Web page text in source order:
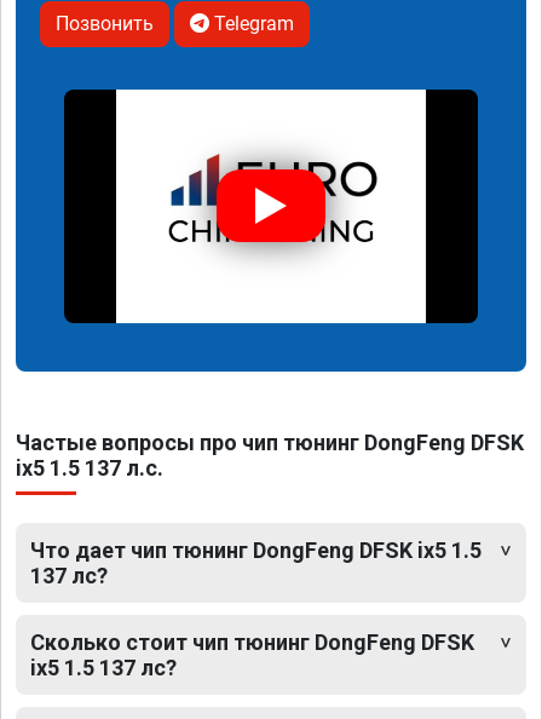
Позвонить Telegram
Частые вопросы про чип тюнинг DongFeng DFSK
ix5 1.5 137 л.с.
Что дает чип тюнинг DongFeng DFSK ix5 1.5
137 лс?
Сколько стоит чип тюнинг DongFeng DFSK
ix5 1.5 137 лс?